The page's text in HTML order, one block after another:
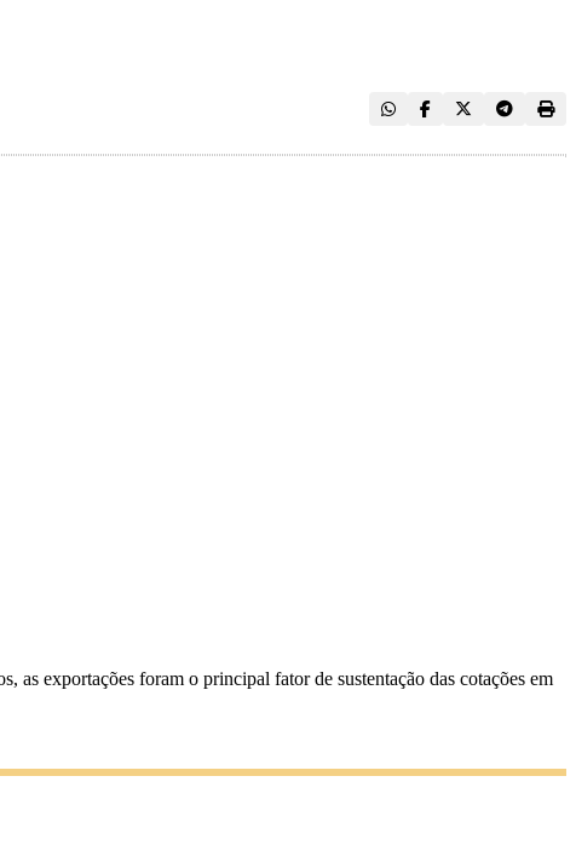
as exportações foram o principal fator de sustentação das cotações em